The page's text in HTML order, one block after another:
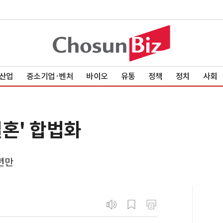
업 중소기업·벤처 바이오 유통 정책 정치 사회
' 합법화
만